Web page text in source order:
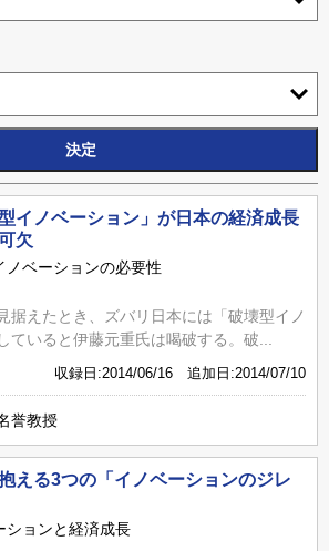
型イノベーション」が日本の経済成長
欠
ノベーションの必要性
据えたとき、ズバリ日本には「破壊型イノ
ていると伊藤元重氏は喝破する。破...
収録日:2014/06/16 追加日:2014/07/10
誉教授
える3つの「イノベーションのジレ
ションと経済成長